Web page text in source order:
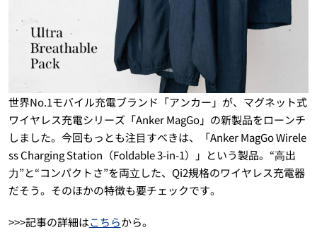
世界No.1モバイル充電ブランド「アンカー」が、マグネット式
ワイヤレス充電シリーズ「Anker MagGo」の新製品をローンチ
しました。今回もっとも注⽬すべきは、「Anker MagGo Wirele
ss Charging Station（Foldable 3-in-1）」という製品。“⾼出
⼒”と“コンパクトさ”を両⽴した、Qi2規格のワイヤレス充電器
だそう。そのほかの特徴も要チェックです。
>>>記事の詳細はこちらから。